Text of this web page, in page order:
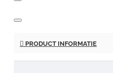
PRODUCT INFORMATIE